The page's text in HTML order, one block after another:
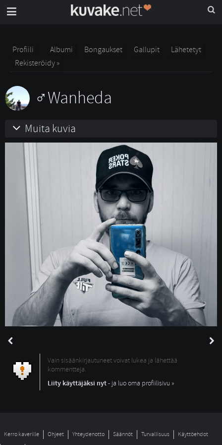
Profiili Albumi Bongaukset Gallupit
Lähetetyt
Rekisteröidy »
Wanheda
Muita kuvia
Vain sisäänkirjautuneet voivat lukea ja lähettää
kommentteja.
Liity käyttäjäksi nyt- ja luo oma profiilisivu »
Kerro kaverille Ohjeet Yhteydenotto Säännöt Turvallisuus
Käyttöehdot